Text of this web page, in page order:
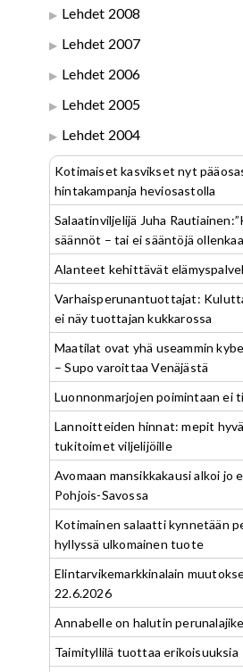
Lehdet 2008
Lehdet 2007
Lehdet 2006
Lehdet 2005
Lehdet 2004
Kotimaiset kasvikset nyt
hintakampanja heviosastolla
Salaatinviljelijä Juha
säännöt – tai ei sääntöjä
Alanteet kehittävät
Varhaisperunantuottajat:
ei näy tuottajan kukkarossa
Maatilat ovat yhä useammin
– Supo varoittaa Venäjästä
Luonnonmarjojen poimintaan ei
Lannoitteiden hinnat: mepit
tukitoimet viljelijöille
Avomaan mansikkakausi alkoi jo
Pohjois-Savossa
Kotimainen salaatti kynnetään
hyllyssä ulkomainen tuote
Elintarvikemarkkinalain
22.6.2026
Annabelle on halutin perunalajike
Taimityllilä tuottaa erikoisuuksia